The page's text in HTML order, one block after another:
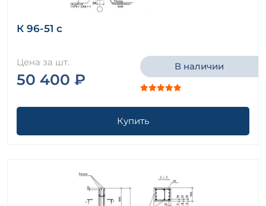
К 96-51 с
Цена за шт.
50 400 ₽
В наличии
Купить